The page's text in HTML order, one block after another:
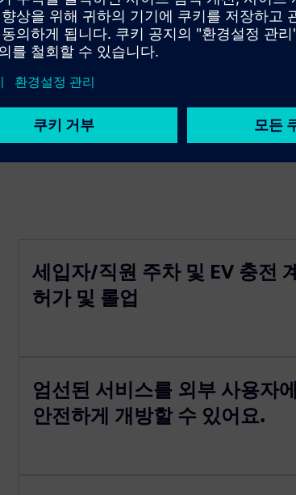
세입자/직원 주차 및 EV 충전
허가 및 롤업
엄선된 서비스를 외부 사용자
안전하게 개방할 수 있어요.